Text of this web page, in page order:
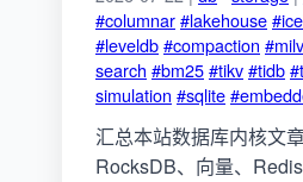
#columnar#lakehouse
#leveldb#compaction
search #bm25#tikv#tidb
simulation #sqlite
汇总本站数据库内核文
RocksDB、向量、